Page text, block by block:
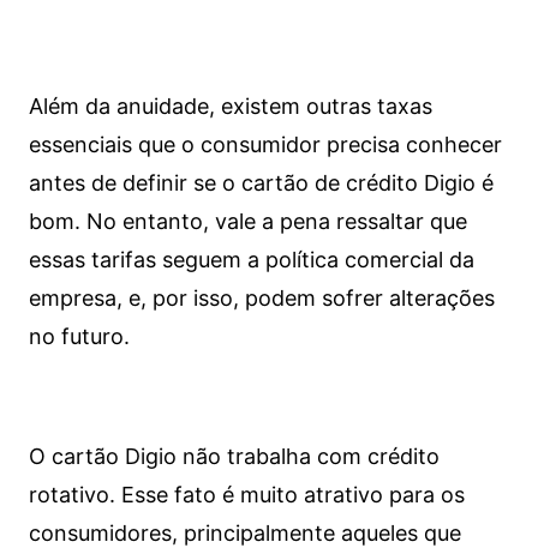
Além da anuidade, existem outras taxas
essenciais que o consumidor precisa conhecer
antes de definir se o cartão de crédito Digio é
bom. No entanto, vale a pena ressaltar que
essas tarifas seguem a política comercial da
empresa, e, por isso, podem sofrer alterações
no futuro.
O cartão Digio não trabalha com crédito
rotativo. Esse fato é muito atrativo para os
consumidores, principalmente aqueles que